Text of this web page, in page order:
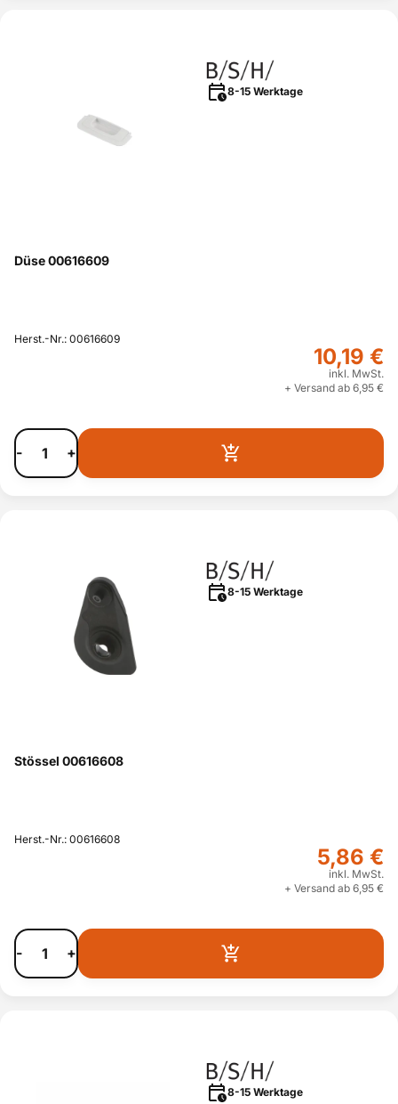
8-15 Werktage
Düse 00616609
Herst.-Nr.: 00616609
10,19 €
inkl. MwSt.
+ Versand ab 6,95 €
- +
8-15 Werktage
Stössel 00616608
Herst.-Nr.: 00616608
5,86 €
inkl. MwSt.
+ Versand ab 6,95 €
- +
8-15 Werktage